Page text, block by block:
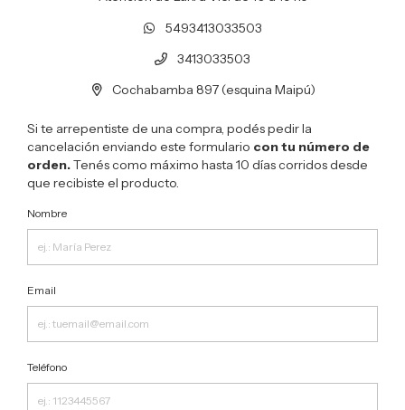
5493413033503
3413033503
Cochabamba 897 (esquina Maipú)
Si te arrepentiste de una compra, podés pedir la
cancelación enviando este formulario con tu número de
orden.Tenés como máximo hasta 10 días corridos desde
que recibiste el producto.
Nombre
Email
Teléfono